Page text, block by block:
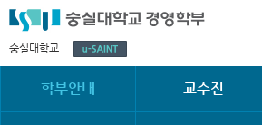
숭실대학교
학부안내 교수진